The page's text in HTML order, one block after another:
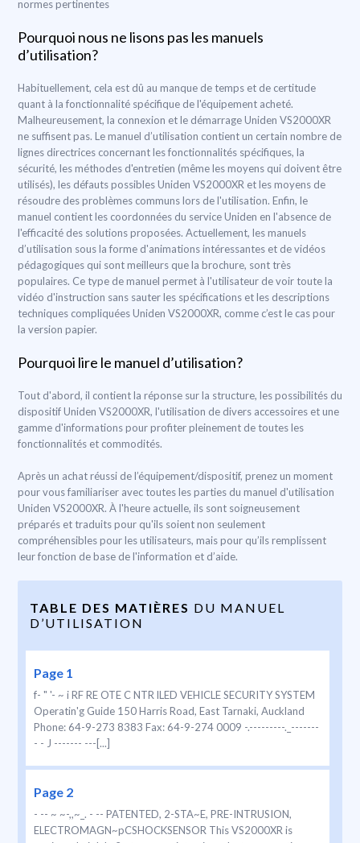
normes pertinentes
Pourquoi nous ne lisons pas les manuels
d’utilisation?
Habituellement, cela est dû au manque de temps et de certitude
quant à la fonctionnalité spécifique de l'équipement acheté.
Malheureusement, la connexion et le démarrage Uniden VS2000XR
ne suffisent pas. Le manuel d’utilisation contient un certain nombre de
lignes directrices concernant les fonctionnalités spécifiques, la
sécurité, les méthodes d'entretien (même les moyens qui doivent être
utilisés), les défauts possibles Uniden VS2000XR et les moyens de
résoudre des problèmes communs lors de l'utilisation. Enfin, le
manuel contient les coordonnées du service Uniden en l'absence de
l'efficacité des solutions proposées. Actuellement, les manuels
d’utilisation sous la forme d'animations intéressantes et de vidéos
pédagogiques qui sont meilleurs que la brochure, sont très
populaires. Ce type de manuel permet à l'utilisateur de voir toute la
vidéo d'instruction sans sauter les spécifications et les descriptions
techniques compliquées Uniden VS2000XR, comme c’est le cas pour
la version papier.
Pourquoi lire le manuel d’utilisation?
Tout d'abord, il contient la réponse sur la structure, les possibilités du
dispositif Uniden VS2000XR, l'utilisation de divers accessoires et une
gamme d'informations pour profiter pleinement de toutes les
fonctionnalités et commodités.
Après un achat réussi de l’équipement/dispositif, prenez un moment
pour vous familiariser avec toutes les parties du manuel d'utilisation
Uniden VS2000XR. À l'heure actuelle, ils sont soigneusement
préparés et traduits pour qu'ils soient non seulement
compréhensibles pour les utilisateurs, mais pour qu’ils remplissent
leur fonction de base de l'information et d’aide.
TABLE DES MATIÈRES DU MANUEL
D’UTILISATION
Page 1
f- " '- ~ i RF RE OTE C NTR lLED VEHICLE SECURITY SYSTEM
Operatin'g Guide 150 Harris Road, East Tarnaki, Auckland
Phone: 64-9-273 8383 Fax: 64-9-274 0009 -.---------._-------
- - J ------- ---[...]
Page 2
- -- ~ ~-,,~_. - -- PATENTED, 2-STA~E, PRE-INTRUSION,
ELECTROMAGN~pCSHOCKSENSOR This VS2000XR is